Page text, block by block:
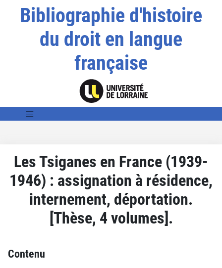
Bibliographie d'histoire
du droit en langue
française
Les Tsiganes en France (1939-
1946) : assignation à résidence,
internement, déportation.
[Thèse, 4 volumes].
Contenu